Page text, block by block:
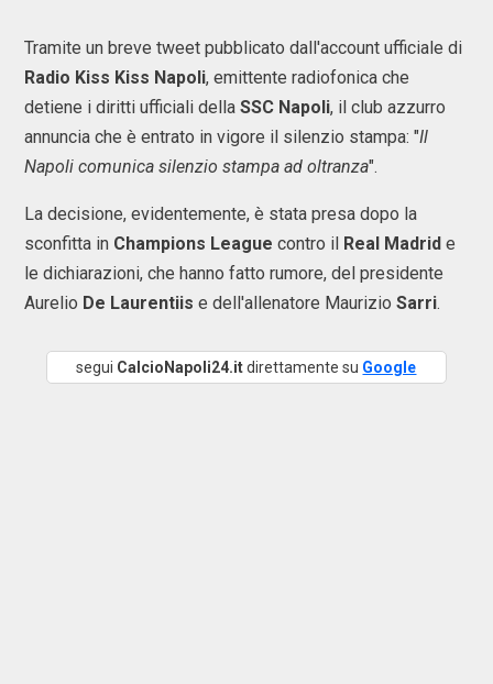
Tramite un breve tweet pubblicato dall'account ufficiale di
Radio Kiss Kiss Napoli, emittente radiofonica che
detiene i diritti ufficiali della SSC Napoli, il club azzurro
annuncia che è entrato in vigore il silenzio stampa: "Il
Napoli comunica silenzio stampa ad oltranza".
La decisione, evidentemente, è stata presa dopo la
sconfitta in Champions League contro il Real Madrid e
le dichiarazioni, che hanno fatto rumore, del presidente
Aurelio De Laurentiis e dell'allenatore Maurizio Sarri.
segui CalcioNapoli24.itdirettamente su Google